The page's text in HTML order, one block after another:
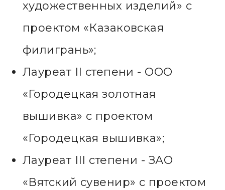
художественных изделий» с
проектом «Казаковская
филигрань»;
Лауреат II степени - ООО
«Городецкая золотная
вышивка» с проектом
«Городецкая вышивка»;
Лауреат III степени - ЗАО
«Вятский сувенир» с проектом